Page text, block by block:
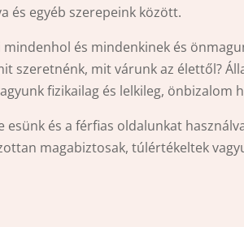
és egyéb szerepeink között.
és mindenkinek és
szeretnénk, mit várunk az élettől?
fizikailag és lelkileg, önbizalom
esünk és a férfias oldalunkat
magabiztosak, túlértékeltek